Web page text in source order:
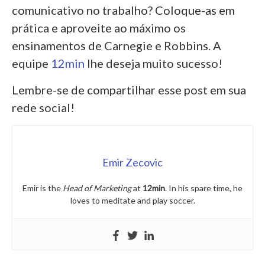
comunicativo no trabalho? Coloque-as em
prática e aproveite ao máximo os
ensinamentos de Carnegie e Robbins. A
equipe 12min lhe deseja muito sucesso!
Lembre-se de compartilhar esse post em sua
rede social!
Emir Zecovic
Emir is the Head of Marketingat 12min. In his spare time, he
loves to meditate and play soccer.